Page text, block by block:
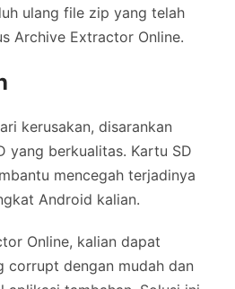
ulang file zip yang telah
Archive Extractor Online.
kerusakan, disarankan
yang berkualitas. Kartu SD
mencegah terjadinya
Android kalian.
Online, kalian dapat
corrupt dengan mudah dan